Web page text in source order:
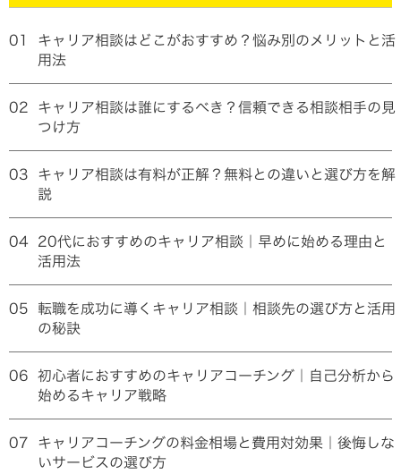
01
キャリア相談はどこがおすすめ？悩み別のメリットと活
用法
02 キャリア相談は誰にするべき？信頼できる相談相手の見
つけ方
03 キャリア相談は有料が正解？無料との違いと選び方を解
説
04 20代におすすめのキャリア相談｜早めに始める理由と
活用法
05 転職を成功に導くキャリア相談｜相談先の選び方と活用
の秘訣
06 初心者におすすめのキャリアコーチング｜自己分析から
始めるキャリア戦略
07 キャリアコーチングの料金相場と費用対効果｜後悔しな
いサービスの選び方